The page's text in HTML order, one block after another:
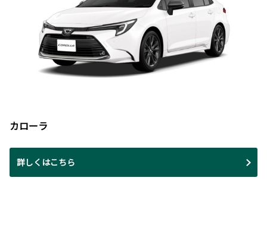
カローラ
詳しくはこちら